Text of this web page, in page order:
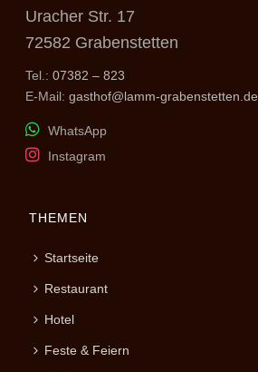
Uracher Str. 17
72582 Grabenstetten
Tel.:07382 – 823
E-Mail:gasthof@lamm-grabenstetten.de
WhatsApp
Instagram
THEMEN
Startseite
Restaurant
Hotel
Feste & Feiern